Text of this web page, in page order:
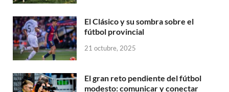
El Clásico y su sombra sobre el
fútbol provincial
21 octubre, 2025
El gran reto pendiente del fútbol
modesto: comunicar y conectar